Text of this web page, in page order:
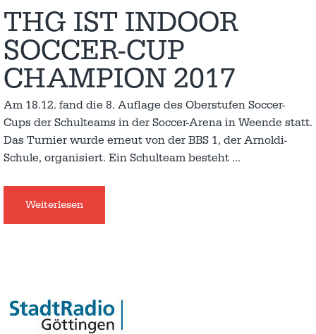
THG IST INDOOR
SOCCER-CUP
CHAMPION 2017
Am 18.12. fand die 8. Auflage des Oberstufen Soccer-
Cups der Schulteams in der Soccer-Arena in Weende statt.
Das Turnier wurde erneut von der BBS 1, der Arnoldi-
Schule, organisiert. Ein Schulteam besteht …
Weiterlesen